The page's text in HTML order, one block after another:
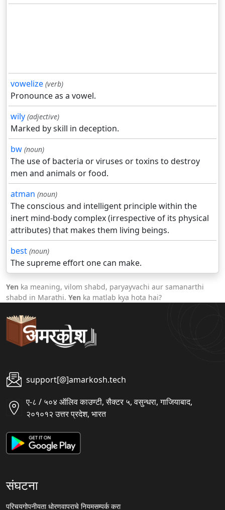
vowelize (verb)
Pronounce as a vowel.
wily (adjective)
Marked by skill in deception.
bw (noun)
The use of bacteria or viruses or toxins to destroy
men and animals or food.
atman (noun)
The conscious and intelligent principle within the
inert mind-body complex (irrespective of its physical
attributes) that makes them living beings.
best (noun)
The supreme effort one can make.
Yen ka meaning, vilom shabd, paryayvachi aur samanarthi
shabd in Marathi. Yen ka matlab kya hota hai?
support[@]amarkosh.tech
ए-८ / ५०४ ऑलिव काउण्टी, सैक्टर ५, वसुन्धरा, गाजियाबाद,
२०१०१२ उत्तर प्रदेश, भारत
संघटना
परिचयगोपनीयता धोरणवापराचे नियमसम्पर्क करा